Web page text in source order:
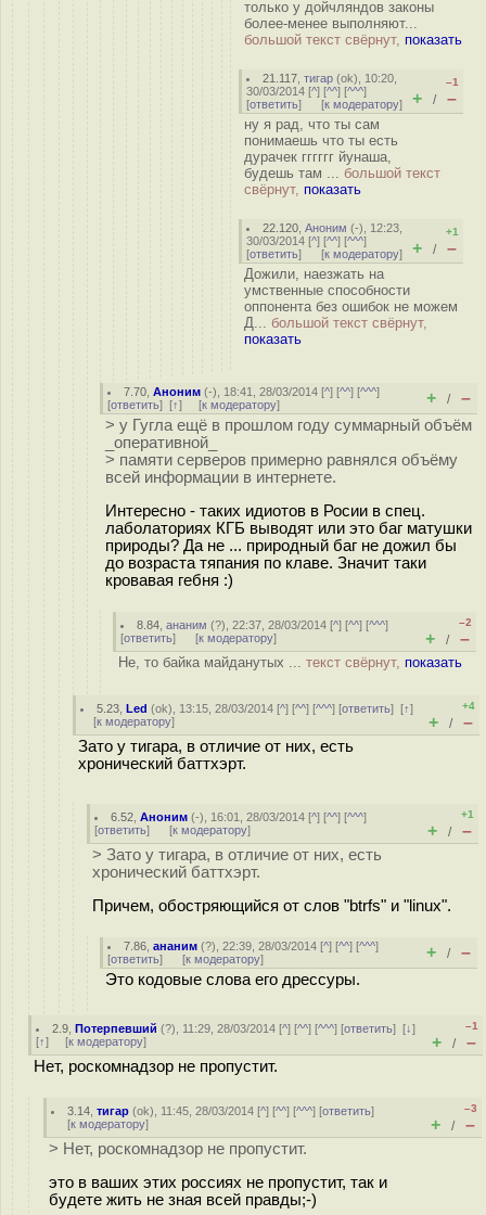
только у дойчляндов законы
более-менее выполняют...
большой текст свёрнут, показать
21.117 ,тигар (ok), 10:20,
30/03/2014 [^] [^^] [^^^]
[ответить] [к модератору]
–1
+ / –
ну я рад, что ты сам
понимаешь что ты есть
дурачек гггггг йунаша,
будешь там ... большой текст
свёрнут, показать
22.120 ,Аноним (-), 12:23,
30/03/2014 [^] [^^] [^^^]
[ответить] [к модератору]
+1
+ / –
Дожили, наезжать на
умственные способности
оппонента без ошибок не можем
Д... большой текст свёрнут,
показать
7.70 ,Аноним (-), 18:41, 28/03/2014 [^] [^^] [^^^]
[ответить] [↑] [к модератору] + / –
> у Гугла ещё в прошлом году суммарный объём
_оперативной_
> памяти серверов примерно равнялся объёму
всей информации в интернете.
Интересно - таких идиoтoв в Росии в спец.
лаболаториях КГБ выводят или это баг матушки
природы? Да не ... природный баг не дожил бы
до возраста тяпания по клаве. Значит таки
кровавая гебня :)
8.84 ,ананим (?), 22:37, 28/03/2014 [^] [^^] [^^^]
[ответить] [к модератору]
–2
+ / –
Не, то байка майданутых ... текст свёрнут, показать
5.23 ,Led (ok), 13:15, 28/03/2014 [^] [^^] [^^^] [ответить][↑]
[к модератору]
+4
+ / –
Зато у тигара, в отличие от них, есть
хронический баттхэрт.
6.52 ,Аноним (-), 16:01, 28/03/2014 [^] [^^] [^^^]
[ответить] [к модератору]
+1
+ / –
> Зато у тигара, в отличие от них, есть
хронический баттхэрт.
Причем, обостряющийся от слов "btrfs" и "linux".
7.86 ,ананим (?), 22:39, 28/03/2014 [^] [^^] [^^^]
[ответить] [к модератору] + / –
Это кодовые слова его дрессуры.
2.9 ,Потерпевший (?), 11:29, 28/03/2014 [^] [^^] [^^^] [ответить][↓]
[↑] [к модератору]
–1
+ / –
Нет, роскомнадзор не пропустит.
3.14 ,тигар (ok), 11:45, 28/03/2014 [^] [^^] [^^^] [ответить]
[к модератору]
–3
+ / –
> Нет, роскомнадзор не пропустит.
это в ваших этих россиях не пропустит, так и
будете жить не зная всей правды;-)